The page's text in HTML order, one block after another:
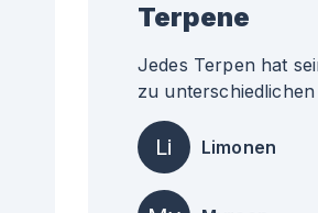
Terpene
Jedes Terpen hat
zu
Li Limonen